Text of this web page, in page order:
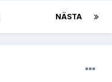
NÄSTA